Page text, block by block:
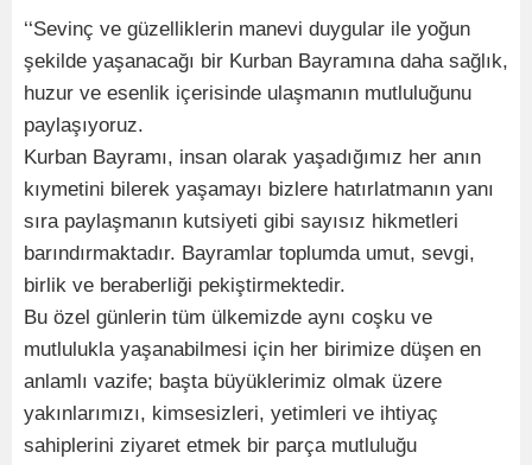
‘‘Sevinç ve güzelliklerin manevi duygular ile yoğun
şekilde yaşanacağı bir Kurban Bayramına daha sağlık,
huzur ve esenlik içerisinde ulaşmanın mutluluğunu
paylaşıyoruz.
Kurban Bayramı, insan olarak yaşadığımız her anın
kıymetini bilerek yaşamayı bizlere hatırlatmanın yanı
sıra paylaşmanın kutsiyeti gibi sayısız hikmetleri
barındırmaktadır. Bayramlar toplumda umut, sevgi,
birlik ve beraberliği pekiştirmektedir.
Bu özel günlerin tüm ülkemizde aynı coşku ve
mutlulukla yaşanabilmesi için her birimize düşen en
anlamlı vazife; başta büyüklerimiz olmak üzere
yakınlarımızı, kimsesizleri, yetimleri ve ihtiyaç
sahiplerini ziyaret etmek bir parça mutluluğu